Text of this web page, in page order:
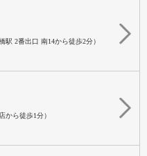
駅 2番出口 南14から徒歩2分）
から徒歩1分）